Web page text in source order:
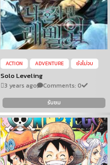
ACTION ADVENTURE ยังไม่จบ
Solo Leveling
3 years ago Comments: 0
รับชม